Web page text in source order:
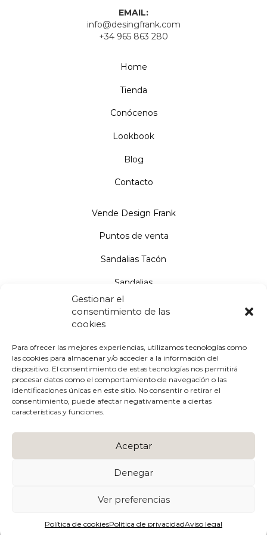
Gestionar el
consentimiento de las
cookies
Para ofrecer las mejores experiencias, utilizamos tecnologías como
las cookies para almacenar y/o acceder a la información del
dispositivo. El consentimiento de estas tecnologías nos permitirá
procesar datos como el comportamiento de navegación o las
identificaciones únicas en este sitio. No consentir o retirar el
consentimiento, puede afectar negativamente a ciertas
características y funciones.
Aceptar
Denegar
Ver preferencias
Política de cookiesPolítica de privacidadAviso legal
EMAIL:
info@desingfrank.com
+34 965 863 280
Home
Tienda
Conócenos
Lookbook
Blog
Contacto
Vende Design Frank
Puntos de venta
Sandalias Tacón
Sandalias
Salones
Políticas de cookies
Políticas de privacidad
Condiciones de uso y compra
Devoluciones
byEnfoque in